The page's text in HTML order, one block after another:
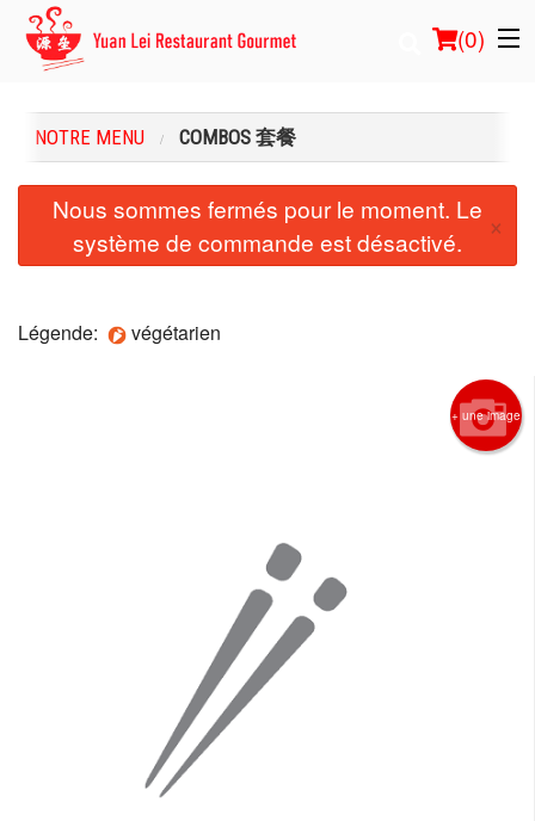
(0)
Commander en ligne
Emplacement
Connection
NOTRE MENU COMBOS 套餐
Nous sommes fermés pour le moment. Le
système de commande est désactivé.
×
Légende: végétarien
+ une image